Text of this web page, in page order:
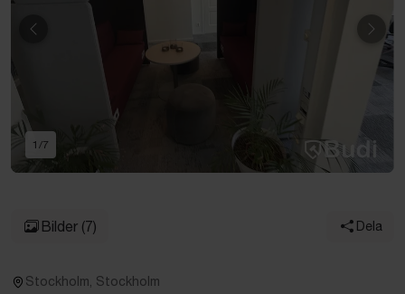
Föregående
1 /7
Bilder (7) Dela
Stockholm, Stockholm